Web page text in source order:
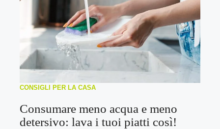
CONSIGLI PER LA CASA
Consumare meno acqua e meno
detersivo: lava i tuoi piatti così!